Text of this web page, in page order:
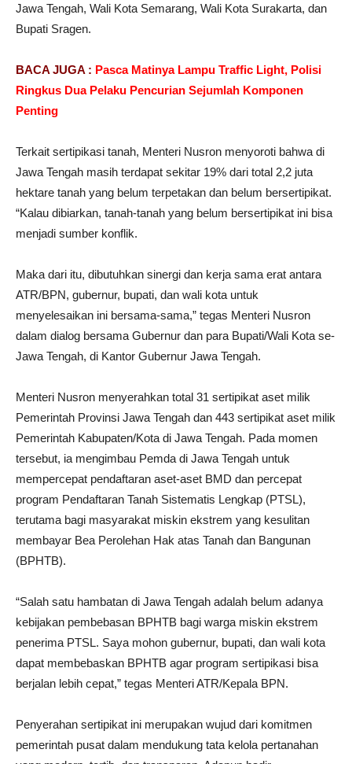
Jawa Tengah, Wali Kota Semarang, Wali Kota Surakarta, dan
Bupati Sragen.
BACA JUGA : Pasca Matinya Lampu Traffic Light, Polisi
Ringkus Dua Pelaku Pencurian Sejumlah Komponen
Penting
Terkait sertipikasi tanah, Menteri Nusron menyoroti bahwa di
Jawa Tengah masih terdapat sekitar 19% dari total 2,2 juta
hektare tanah yang belum terpetakan dan belum bersertipikat.
“Kalau dibiarkan, tanah-tanah yang belum bersertipikat ini bisa
menjadi sumber konflik.
Maka dari itu, dibutuhkan sinergi dan kerja sama erat antara
ATR/BPN, gubernur, bupati, dan wali kota untuk
menyelesaikan ini bersama-sama,” tegas Menteri Nusron
dalam dialog bersama Gubernur dan para Bupati/Wali Kota se-
Jawa Tengah, di Kantor Gubernur Jawa Tengah.
Menteri Nusron menyerahkan total 31 sertipikat aset milik
Pemerintah Provinsi Jawa Tengah dan 443 sertipikat aset milik
Pemerintah Kabupaten/Kota di Jawa Tengah. Pada momen
tersebut, ia mengimbau Pemda di Jawa Tengah untuk
mempercepat pendaftaran aset-aset BMD dan percepat
program Pendaftaran Tanah Sistematis Lengkap (PTSL),
terutama bagi masyarakat miskin ekstrem yang kesulitan
membayar Bea Perolehan Hak atas Tanah dan Bangunan
(BPHTB).
“Salah satu hambatan di Jawa Tengah adalah belum adanya
kebijakan pembebasan BPHTB bagi warga miskin ekstrem
penerima PTSL. Saya mohon gubernur, bupati, dan wali kota
dapat membebaskan BPHTB agar program sertipikasi bisa
berjalan lebih cepat,” tegas Menteri ATR/Kepala BPN.
Penyerahan sertipikat ini merupakan wujud dari komitmen
pemerintah pusat dalam mendukung tata kelola pertanahan